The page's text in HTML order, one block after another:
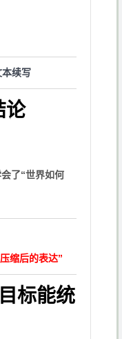
续写
论
了“世界如何
缩后的表达”
标能统